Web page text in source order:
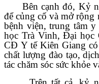
Bên cạnh đó, Kỷ
để củng cố và mở rộng
bệnh viện, trung tâm
học Trà Vinh, Đại
CĐ Y tế Kiên Giang
chất lượng đào tạo,
tác chăm sóc sức khỏe